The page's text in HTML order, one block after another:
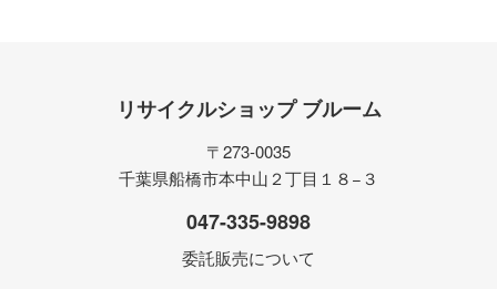
リサイクルショップ ブルーム
〒273-0035
千葉県船橋市本中山２丁目１８−３
047-335-9898
委託販売について